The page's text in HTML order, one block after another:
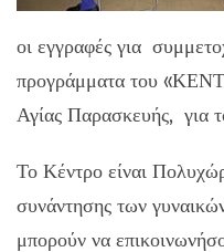
οι εγγραφές για
προγράμματα του
Αγίας Παρασκευής, για
Το Κέντρο είναι
συνάντησης των
μπορούν να